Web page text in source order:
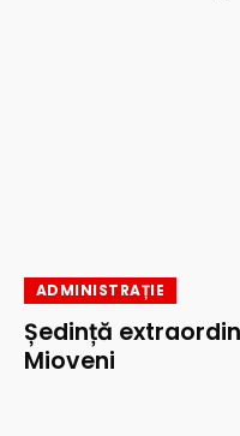
ADMINISTRAȚIE
Ședință
Mioveni